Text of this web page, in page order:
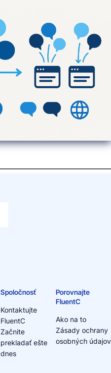
Spoločnosť
Kontaktujte
FluentC
Začnite
prekladať ešte
dnes
Porovnajte
FluentC
Ako na to
Zásady ochrany
osobných údajov